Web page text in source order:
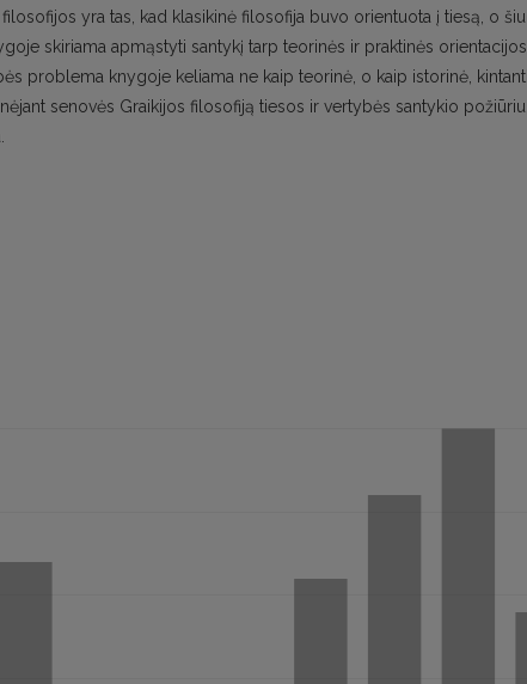
yra tas, kad klasikinė filosofija buvo orientuota į tiesą, o
skiriama apmąstyti santykį tarp teorinės ir praktinės
problema knygoje keliama ne kaip teorinė, o kaip istorinė,
senovės Graikijos filosofiją tiesos ir vertybės santykio